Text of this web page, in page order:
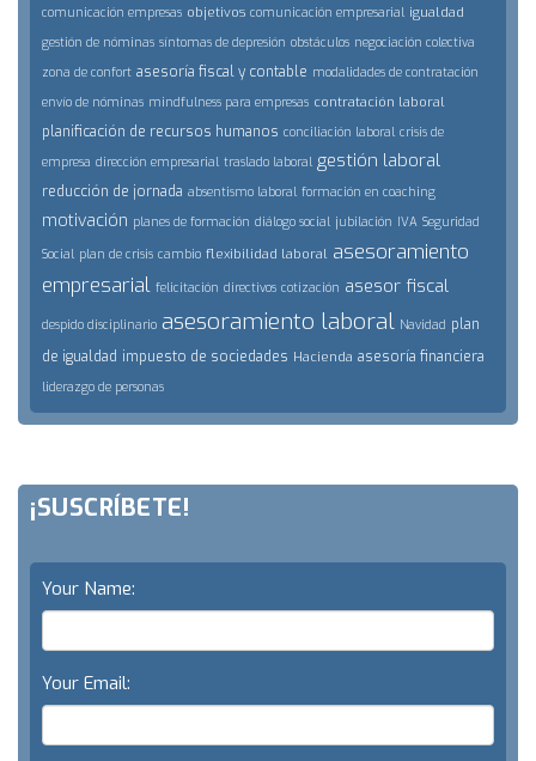
comunicación empresas objetivos comunicación empresarial igualdad
gestión de nóminas síntomas de depresión obstáculos negociación colectiva
zona de confort asesoría fiscal y contable modalidades de contratación
envío de nóminas mindfulness para empresas contratación laboral
planificación de recursos humanos conciliación laboral crisis de
empresa dirección empresarial traslado laboral gestión laboral
reducción de jornada absentismo laboral formación en coaching
motivación planes de formación diálogo social jubilación IVA Seguridad
Social plan de crisis cambio flexibilidad laboral asesoramiento
empresarial felicitación directivos cotización asesor fiscal
despido disciplinario asesoramiento laboral Navidad plan
de igualdad impuesto de sociedades Hacienda asesoría financiera
liderazgo de personas
¡SUSCRÍBETE!
Your Name:
Your Email: